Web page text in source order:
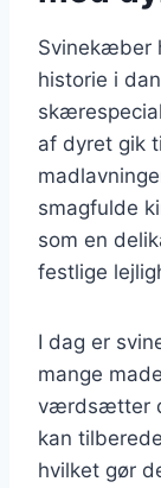
Svinekæber
historie i
af dyret gik
smagfulde
som en
festlige
I dag er
mange
værdsætter
kan
hvilket gør